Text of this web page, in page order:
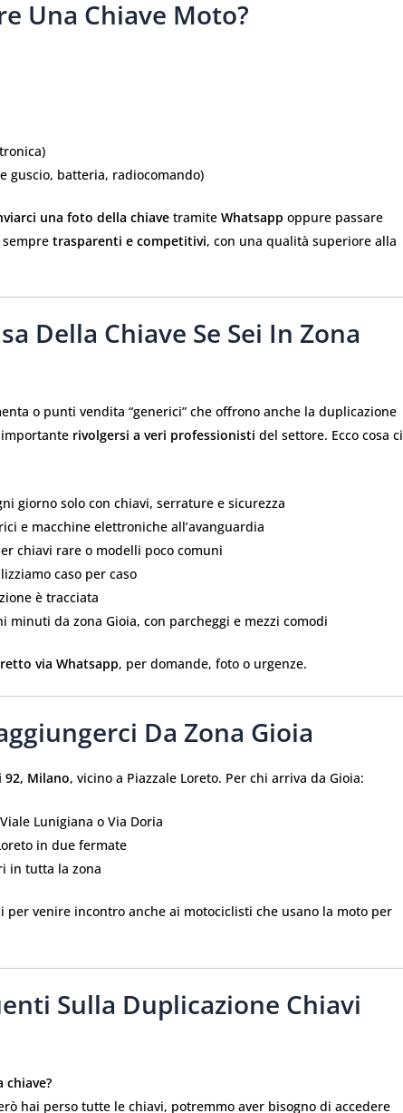
Una Chiave Moto?
guscio, batteria, radiocomando)
una foto della chiave tramite Whatsapp oppure passare
trasparenti e competitivi, con una qualità superiore alla
Della Chiave Se Sei In Zona
o punti vendita “generici” che offrono anche la duplicazione
importante rivolgersi a veri professionisti del settore. Ecco cosa ci
giorno solo con chiavi, serrature e sicurezza
e macchine elettroniche all’avanguardia
chiavi rare o modelli poco comuni
caso per caso
è tracciata
minuti da zona Gioia, con parcheggi e mezzi comodi
via Whatsapp, per domande, foto o urgenze.
Da Zona Gioia
92, Milano, vicino a Piazzale Loreto. Per chi arriva da Gioia:
Lunigiana o Via Doria
in due fermate
in tutta la zona
per venire incontro anche ai motociclisti che usano la moto per
Sulla Duplicazione Chiavi
chiave?
hai perso tutte le chiavi, potremmo aver bisogno di accedere